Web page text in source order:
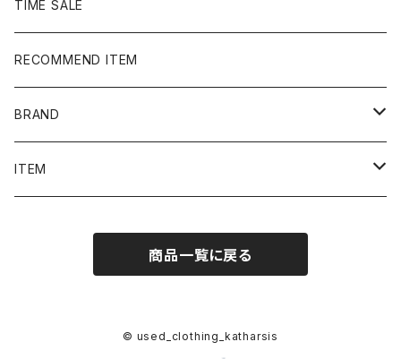
TIME SALE
RECOMMEND ITEM
BRAND
NIKE
Ralph Lauren/Polo Sport
ITEM
商品一覧に戻る
© used_clothing_katharsis